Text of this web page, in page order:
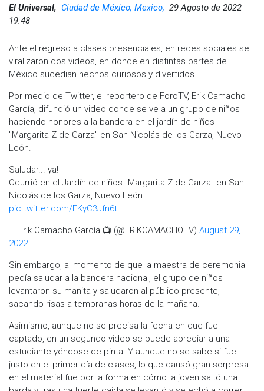
El Universal, Ciudad de México, Mexico, 29 Agosto de 2022
19:48
Ante el regreso a clases presenciales, en redes sociales se
viralizaron dos videos, en donde en distintas partes de
México sucedian hechos curiosos y divertidos.
Por medio de Twitter, el reportero de ForoTV, Erik Camacho
García, difundió un video donde se ve a un grupo de niños
haciendo honores a la bandera en el jardín de niños
"Margarita Z de Garza" en San Nicolás de los Garza, Nuevo
León.
Saludar... ya!
Ocurrió en el Jardín de niños "Margarita Z de Garza" en San
Nicolás de los Garza, Nuevo León.
pic.twitter.com/EKyC3Jfn6t
— Erik Camacho García 📺 (@ERIKCAMACHOTV) August 29,
2022
Sin embargo, al momento de que la maestra de ceremonia
pedía saludar a la bandera nacional, el grupo de niños
levantaron su manita y saludaron al público presente,
sacando risas a tempranas horas de la mañana.
Asimismo, aunque no se precisa la fecha en que fue
captado, en un segundo video se puede apreciar a una
estudiante yéndose de pinta. Y aunque no se sabe si fue
justo en el primer día de clases, lo que causó gran sorpresa
en el material fue por la forma en cómo la joven saltó una